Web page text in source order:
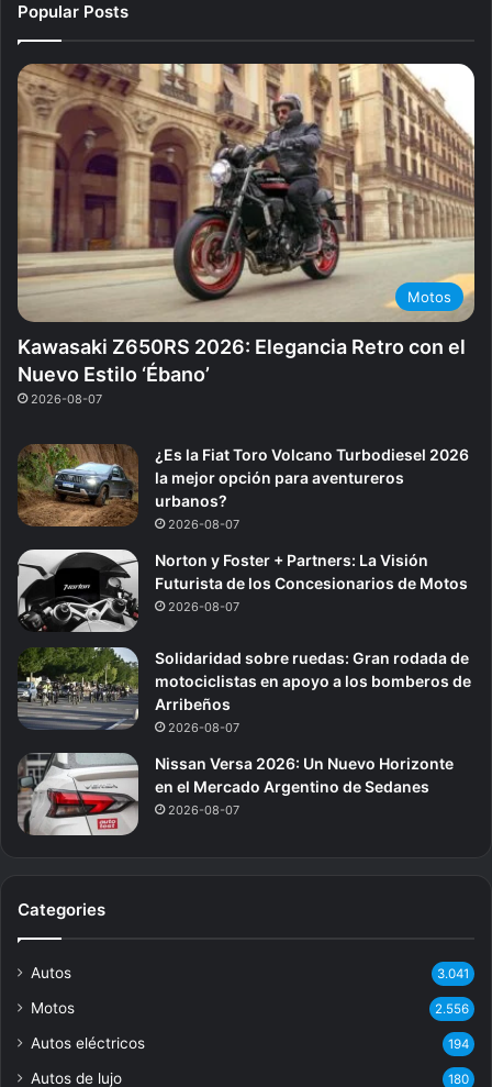
Popular Posts
Motos
Kawasaki Z650RS 2026: Elegancia Retro con el
Nuevo Estilo ‘Ébano’
2026-08-07
¿Es la Fiat Toro Volcano Turbodiesel 2026
la mejor opción para aventureros
urbanos?
2026-08-07
Norton y Foster + Partners: La Visión
Futurista de los Concesionarios de Motos
2026-08-07
Solidaridad sobre ruedas: Gran rodada de
motociclistas en apoyo a los bomberos de
Arribeños
2026-08-07
Nissan Versa 2026: Un Nuevo Horizonte
en el Mercado Argentino de Sedanes
2026-08-07
Categories
Autos 3.041
Motos 2.556
Autos eléctricos 194
Autos de lujo 180